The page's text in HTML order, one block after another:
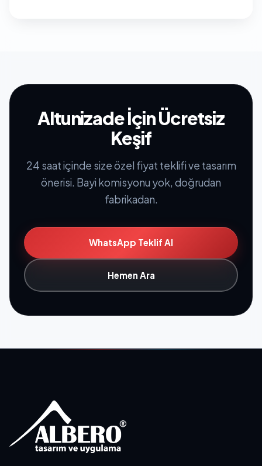
Altunizade İçin Ücretsiz
Keşif
24 saat içinde size özel fiyat teklifi ve tasarım
önerisi. Bayi komisyonu yok, doğrudan
fabrikadan.
WhatsApp Teklif Al
Hemen Ara